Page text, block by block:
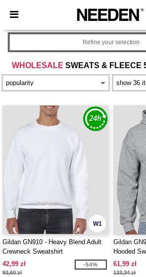
× Aplikacja Needen
Lepsze ceny w aplikacji!
WHOLESALE SWEATS & FLEECE
Refine your selection
W1
Gildan GN910 - Heavy Blend Adult
Crewneck Sweatshirt
42,99 zł
93,60 zł
-54%
Gildan
Hooded
61,99 zł
133,34 zł